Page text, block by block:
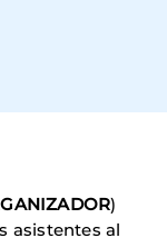
)
asistentes al